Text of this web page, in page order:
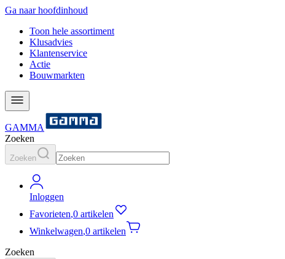
Ga naar hoofdinhoud
Toon hele assortiment
Klusadvies
Klantenservice
Actie
Bouwmarkten
GAMMA
Zoeken
Zoeken
Inloggen
Favorieten,0 artikelen
Winkelwagen,0 artikelen
Zoeken